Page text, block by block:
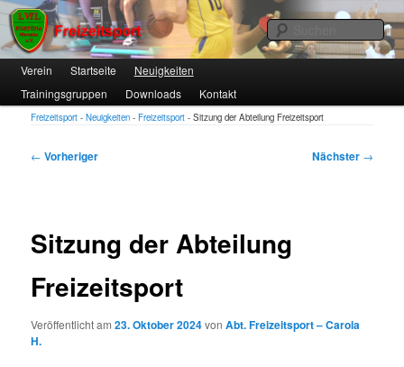
Freizeitsport
1. VfL FORTUNA Marzahn e.V.
Hauptmenü
Zum
primären
Inhalt
Verein Startseite
Neuigkeiten
Trainingsgruppen
Downloads Kontakt
Freizeitsport -Neuigkeiten -Freizeitsport -Sitzung der Abteilung Freizeitsport
Beitragsnavigation
← Vorheriger Nächster →
Sitzung der Abteilung
Freizeitsport
Veröffentlicht am23. Oktober 2024vonAbt. Freizeitsport – Carola
H.